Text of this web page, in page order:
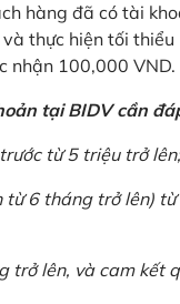
hàng đã có tài
thực hiện tối
nhận 100,000 VND.
tại BIDV cần
từ 5 triệu trở
từ 6 tháng trở lên)
trở lên, và cam kết